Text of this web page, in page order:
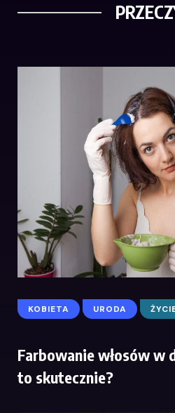
KOBIETA URODA
Farbowanie włosów w
to skutecznie?